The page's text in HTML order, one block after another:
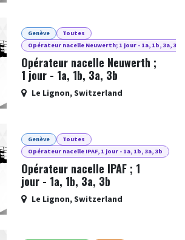
Genève
Toutes
Opérateur nacelle Neuwerth; 1 jour - 1a, 1b, 3a, 3b
Opérateur nacelle Neuwerth ;
1 jour - 1a, 1b, 3a, 3b
Le Lignon,Switzerland
Genève
Toutes
Opérateur nacelle IPAF, 1 jour - 1a, 1b, 3a, 3b
Opérateur nacelle IPAF ; 1
jour - 1a, 1b, 3a, 3b
Le Lignon,Switzerland